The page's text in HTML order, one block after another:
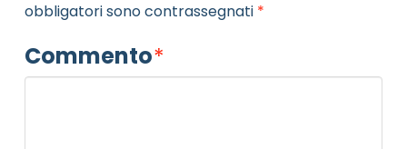
obbligatori sono contrassegnati *
Commento*